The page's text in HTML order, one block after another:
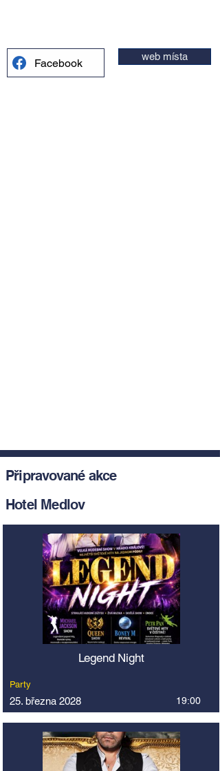
Facebook web místa
Připravované akce
Hotel Medlov
Legend Night
Party
25. března 2028 19:00